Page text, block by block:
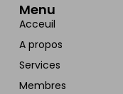
Menu
Acceuil
A propos
Services
Membres